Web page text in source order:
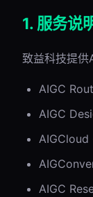
1. 服务说
致益科技提供
AIGC
AIGC
AIGCloud
AIGC